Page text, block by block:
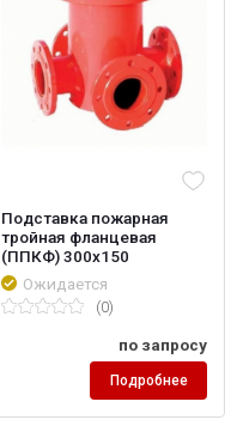
Подставка пожарная
тройная фланцевая
(ППКФ) 300х150
Ожидается
(0)
по запросу
Подробнее